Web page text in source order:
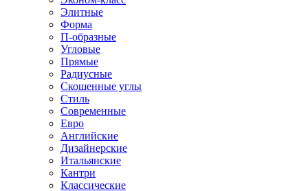
Элитные
Форма
П-образные
Угловые
Прямые
Радиусные
Скошенные углы
Стиль
Современные
Евро
Английские
Дизайнерские
Итальянские
Кантри
Классические